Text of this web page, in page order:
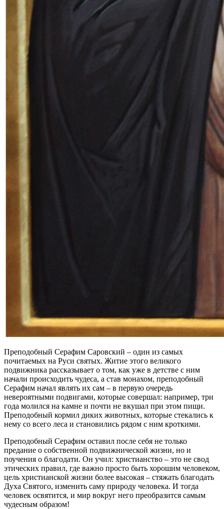
Преподобный Серафим Саровский – один из самых
почитаемых на Руси святых. Житие этого великого
подвижника рассказывает о том, как уже в детстве с ним
начали происходить чудеса, а став монахом, преподобный
Серафим начал являть их сам – в первую очередь
невероятными подвигами, которые совершал: например, три
года молился на камне и почти не вкушал при этом пищи.
Преподобный кормил диких животных, которые стекались к
нему со всего леса и становились рядом с ним кроткими.
Преподобный Серафим оставил после себя не только
предание о собственной подвижнической жизни, но и
поучения о благодати. Он учил: христианство – это не свод
этических правил, где важно просто быть хорошим человеком,
цель христианской жизни более высокая – стяжать благодать
Духа Святого, изменить саму природу человека. И тогда
человек освятится, и мир вокруг него преобразится самым
чудесным образом!